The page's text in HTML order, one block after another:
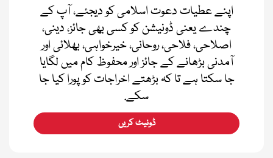
اپنے عطیات دعوت اسلامی کو دیجئے، آپ کے
چندے یعنی ڈونیشن کو کسی بھی جائز، دینی،
اصلاحی، فلاحی، روحانی، خیرخواہی، بھلائی اور
آمدنی بڑھانے کے جائز اور محفوظ کام میں لگایا
جا سکتا ہے تا کہ بڑھتے اخراجات کو پورا کیا جا
سکے.
ڈونیٹ کریں